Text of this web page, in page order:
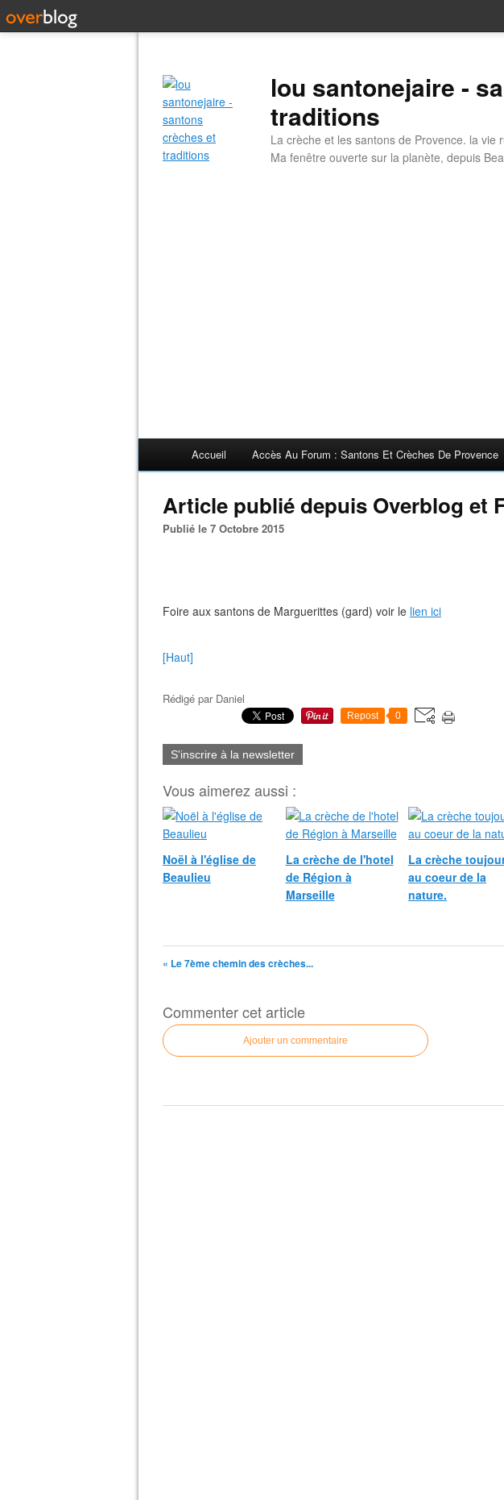
lou santonejaire -
traditions
La crèche et les santons de Provence. la
Ma fenêtre ouverte sur la planète, depuis
Accueil Accès Au Forum : Santons Et Crèches De Provence
Article publié depuis Overblog et
Publié le 7 Octobre 2015
Foire aux santons de Marguerittes (gard) voir le lien ici
[Haut]
Rédigé par Daniel
Repost 0
S'inscrire à la newsletter
Vous aimerez aussi :
Noël à l'église de
Beaulieu
La crèche de l'hotel
de Région à
Marseille
La crèche
au coeur de la
nature.
« Le 7ème chemin des crèches...
Commenter cet article
Ajouter un commentaire